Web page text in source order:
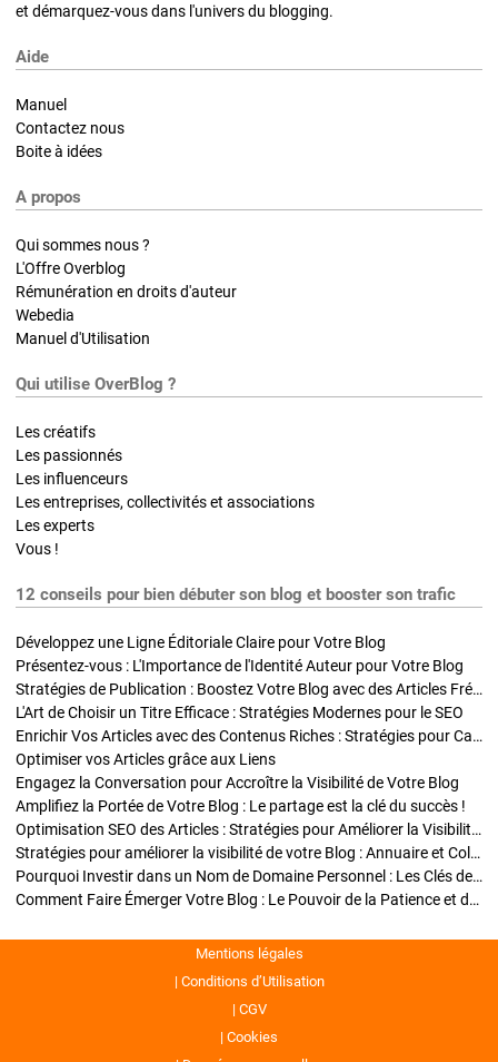
et démarquez-vous dans l'univers du blogging.
Aide
Manuel
Contactez nous
Boite à idées
A propos
Qui sommes nous ?
L'Offre Overblog
Rémunération en droits d'auteur
Webedia
Manuel d'Utilisation
Qui utilise OverBlog ?
Les créatifs
Les passionnés
Les influenceurs
Les entreprises, collectivités et associations
Les experts
Vous !
12 conseils pour bien débuter son blog et booster son trafic
Développez une Ligne Éditoriale Claire pour Votre Blog
Présentez-vous : L'Importance de l'Identité Auteur pour Votre Blog
Stratégies de Publication : Boostez Votre Blog avec des Articles Fréquents et Exclusifs
L'Art de Choisir un Titre Efficace : Stratégies Modernes pour le SEO
Enrichir Vos Articles avec des Contenus Riches : Stratégies pour Captiver et Optimiser
Optimiser vos Articles grâce aux Liens
Engagez la Conversation pour Accroître la Visibilité de Votre Blog
Amplifiez la Portée de Votre Blog : Le partage est la clé du succès !
Optimisation SEO des Articles : Stratégies pour Améliorer la Visibilité de Votre Blog
Stratégies pour améliorer la visibilité de votre Blog : Annuaire et Collaborations
Pourquoi Investir dans un Nom de Domaine Personnel : Les Clés de la Réussite de Votre Blog
Comment Faire Émerger Votre Blog : Le Pouvoir de la Patience et de la Persévérance
Mentions légales
Conditions d’Utilisation
CGV
Cookies